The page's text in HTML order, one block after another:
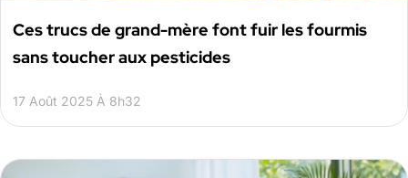
Ces trucs de grand-mère font fuir les fourmis
sans toucher aux pesticides
17 Août 2025 À 8h32